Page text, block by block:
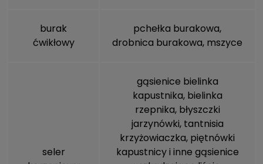
burak
ćwikłowy
pchełka burakowa,
drobnica burakowa, mszyce
seler
gąsienice bielinka
kapustnika, bielinka
rzepnika, błyszczki
jarzynówki, tantnisia
krzyżowiaczka, piętnówki
kapustnicy i inne gąsienice